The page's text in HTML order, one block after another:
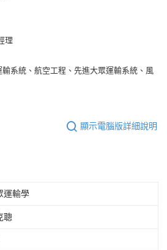
理
系統、航空工程、先進大眾運輸系統、風
顯示電腦版詳細說明
運輸學
聰